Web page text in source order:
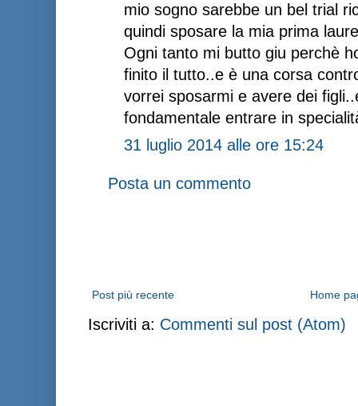
mio sogno sarebbe un bel trial
quindi sposare la mia prima
Ogni tanto mi butto giu perchè
finito il tutto..e è una corsa
vorrei sposarmi e avere dei
fondamentale entrare in
31 luglio 2014 alle ore 15:24
Posta un commento
Post più recente Home
Iscriviti a: Commenti sul post (Atom)